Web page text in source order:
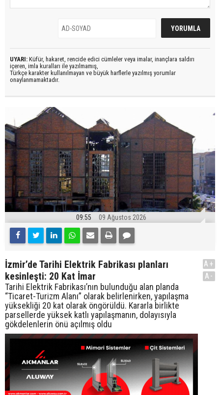
UYARI: Küfür, hakaret, rencide edici cümleler veya imalar, inançlara saldırı
içeren, imla kuralları ile yazılmamış,
Türkçe karakter kullanılmayan ve büyük harflerle yazılmış yorumlar
onaylanmamaktadır.
09:55 09 Ağustos 2026
İzmir’de Tarihi Elektrik Fabrikası planları
kesinleşti: 20 Kat İmar
Tarihi Elektrik Fabrikası’nın bulunduğu alan planda
“Ticaret-Turizm Alanı” olarak belirlenirken, yapılaşma
yüksekliği 20 kat olarak öngörüldü. Kararla birlikte
parsellerde yüksek katlı yapılaşmanın, dolayısıyla
gökdelenlerin önü açılmış oldu
A+
A-